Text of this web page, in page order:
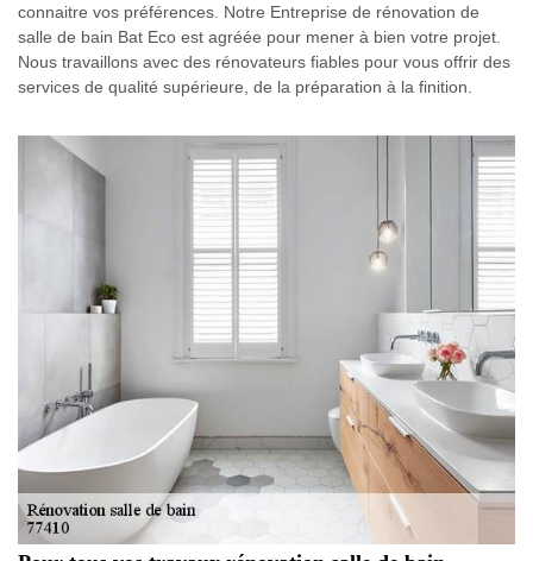
connaitre vos préférences. Notre Entreprise de rénovation de
salle de bain Bat Eco est agréée pour mener à bien votre projet.
Nous travaillons avec des rénovateurs fiables pour vous offrir des
services de qualité supérieure, de la préparation à la finition.